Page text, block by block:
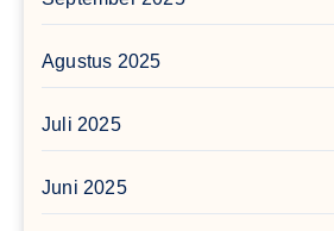
Agustus 2025
Juli 2025
Juni 2025